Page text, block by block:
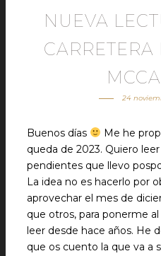
NUEVA
24
Buenos días
Me he
queda de 2023. Quiero
pendientes que llevo
La idea no es hacerlo por
aprovechar el mes de
que otros, para ponerme
leer desde hace años. He
que os cuento la que va a